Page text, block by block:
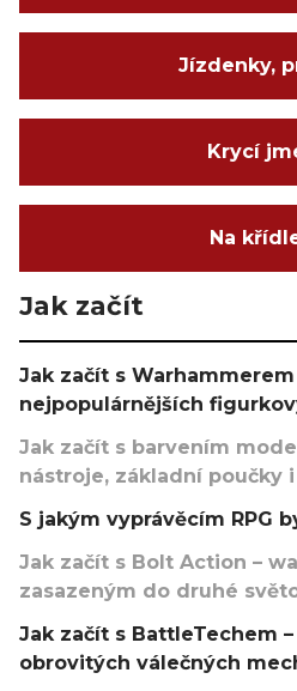
Jízdenky,
Krycí
Na
Jak začít
Jak začít s
nejpopulárnějších
Jak začít s barvením
nástroje, základní poučky
S jakým vyprávěcím RPG
Jak začít s Bolt Action –
zasazeným do druhé
Jak začít s BattleTechem
obrovitých válečných